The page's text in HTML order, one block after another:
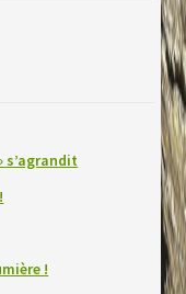
s’agrandit
!